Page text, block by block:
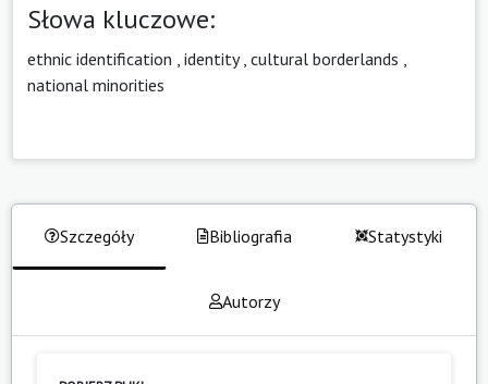
Słowa kluczowe:
ethnic identification identity, cultural borderlands
national minorities
Szczegóły Bibliografia Statystyki
Autorzy